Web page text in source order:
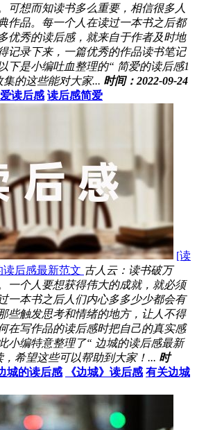
可想而知读书多么重要，相信很多人
作品。每一个人在读过一本书之后都
优秀的读后感，就来自于作者及时地
记录下来，一篇优秀的作品读书笔记
下是小编吐血整理的“ 简爱的读后感1
的这些能对大家... 时间：2022-09-24
读后感 读后感简爱
[读
读后感最新范文 古人云：读书破万
一个人要想获得伟大的成就，就必须
一本书之后人们内心多多少少都会有
些触发思考和情绪的地方，让人不得
在写作品的读后感时把自己的真实感
小编特意整理了“ 边城的读后感最新
，希望这些可以帮助到大家！... 时
城的读后感 《边城》读后感 有关边城